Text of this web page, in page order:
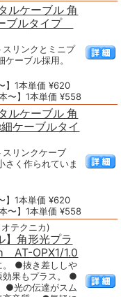
ルケーブル 角
ブルタイプ
リンクとミニプ
ーブル採用。
】1本単価 ¥620
〜】1本単価 ¥558
ルケーブル 角
ケーブルタイ
リンクケーブ
さく作られていま
】1本単価 ¥620
〜】1本単価 ¥558
テクニカ)
】角形光プラ
AT-OPX1/1.0
。 ●抜き差ししや
効果もプラス。 ●
●光の伝達がスム